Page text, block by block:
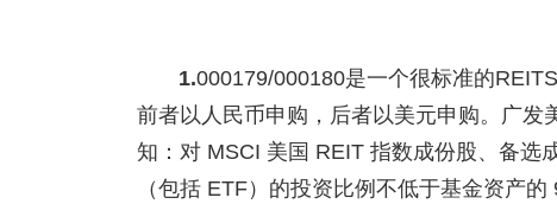
1.000179/000180是一个很标准的
前者以人民币申购，后者以美元申购。广
知：对 MSCI 美国 REIT 指数成份股、备选
（包括 ETF）的投资比例不低于基金资产的